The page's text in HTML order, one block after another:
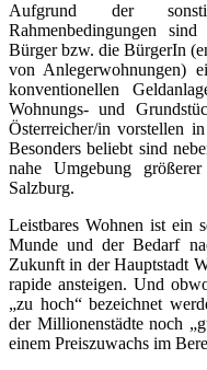
Aufgrund der
Rahmenbedingungen
Bürger bzw. die BürgerIn
von Anlegerwohnungen)
konventionellen
Wohnungs- und
Österreicher/in vorstellen
Besonders beliebt sind
nahe Umgebung
Salzburg.
Leistbares Wohnen ist ein
Munde und der Bedarf
Zukunft in der Hauptstadt
rapide ansteigen. Und
„zu hoch“ bezeichnet
der Millionenstädte noch
einem Preiszuwachs im